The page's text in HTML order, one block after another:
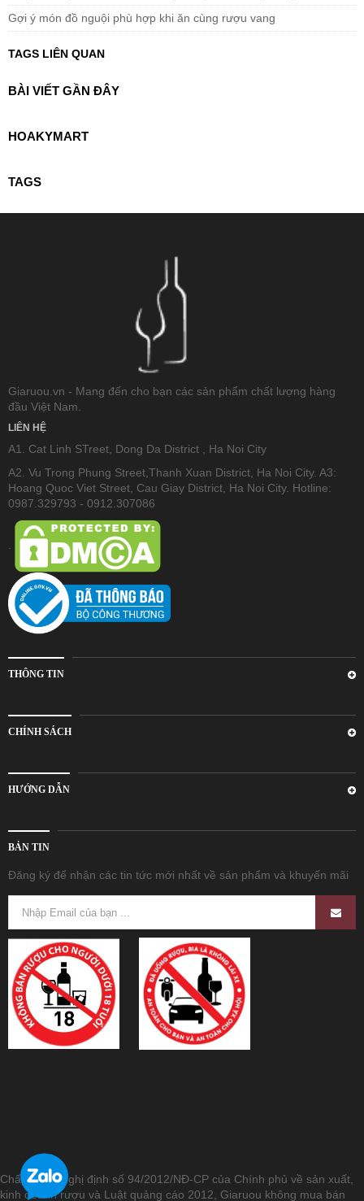
Gợi ý món đồ nguội phù hợp khi ăn cùng rượu vang
TAGS LIÊN QUAN
BÀI VIẾT GẦN ĐÂY
HOAKYMART
TAGS
Giaruou.vn - Mang đến cho bạn các sản phẩm chất lượng hàng
đầu Việt Nam.
LIÊN HỆ
A1. Cat Linh STreet, Dong Da District , Ha Noi City
A2. Vu Trong Phung Street,Thanh Xuan District, Ha Noi City. A3:
Hoang Quoc Viet Street, Cau Giay District, Ha Noi City. Hotline:
0987.329793 - 0912.307086
.
THÔNG TIN
CHÍNH SÁCH
HƯỚNG DẪN
BẢN TIN
Đăng ký để nhận các tin tức mới nhất về sản phẩm và khuyến mãi
Chấp hành Nghị định số 94/2012/NĐ-CP của Chính phủ về sản xuất,
kinh doanh rượu và Luật quảng cáo 2012, Giaruou không mua bán